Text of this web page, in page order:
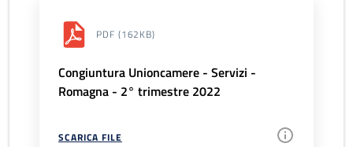
PDF (162KB)
Congiuntura Unioncamere - Servizi -
Romagna - 2° trimestre 2022
SCARICA FILE